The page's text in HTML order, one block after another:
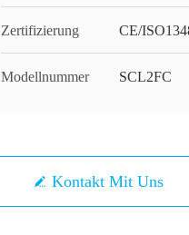
Zertifizierung CE/
Modellnummer SCL2FC
Kontakt Mit Uns